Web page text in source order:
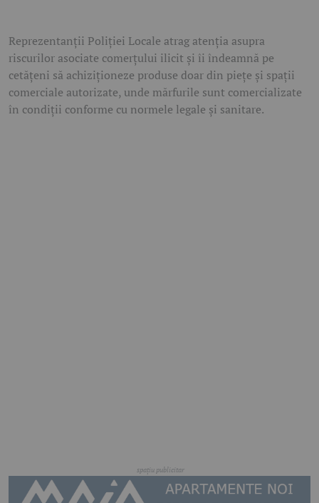
Reprezentanții Poliției Locale atrag atenția asupra
riscurilor asociate comerțului ilicit și îi îndeamnă pe
cetățeni să achiziționeze produse doar din piețe și spații
comerciale autorizate, unde mărfurile sunt comercializate
în condiții conforme cu normele legale și sanitare.